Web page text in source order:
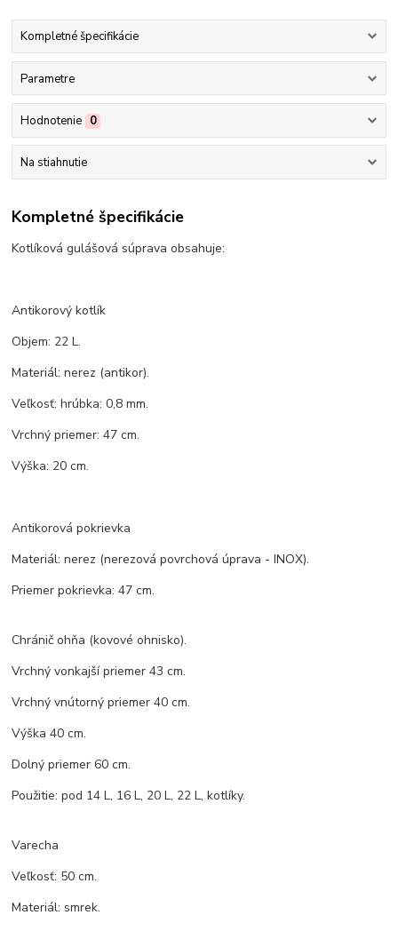
Kompletné špecifikácie
Parametre
Hodnotenie 0
Na stiahnutie
Kompletné špecifikácie
Kotlíková gulášová súprava obsahuje:
Antikorový kotlík
Objem: 22 L.
Materiál: nerez (antikor).
Veľkosť: hrúbka: 0,8 mm.
Vrchný priemer: 47 cm.
Výška: 20 cm.
Antikorová pokrievka
Materiál: nerez (nerezová povrchová úprava - INOX).
Priemer pokrievka: 47 cm.
Chránič ohňa (kovové ohnisko).
Vrchný vonkajší priemer 43 cm.
Vrchný vnútorný priemer 40 cm.
Výška 40 cm.
Dolný priemer 60 cm.
Použitie: pod 14 L, 16 L, 20 L, 22 L, kotlíky.
Varecha
Veľkosť: 50 cm.
Materiál: smrek.